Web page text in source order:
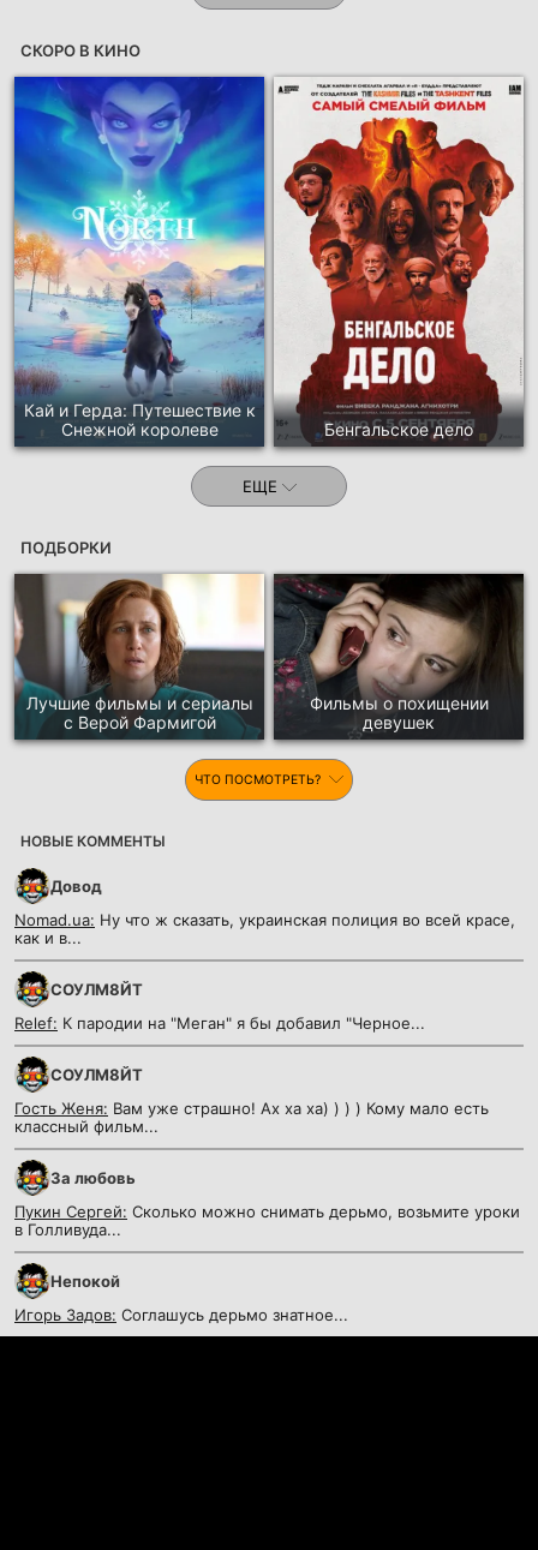
СКОРО В КИНО
Кай и Герда: Путешествие к
Снежной королеве
Бенгальское дело
ЕЩЕ
ПОДБОРКИ
Лучшие фильмы и сериалы
с Верой Фармигой
Фильмы о похищении
девушек
ЧТО ПОСМОТРЕТЬ?
НОВЫЕ КОММЕНТЫ
Довод
Nomad.ua: Ну что ж сказать, украинская полиция во всей красе,
как и в...
СОУЛМ8ЙТ
Relef: К пародии на "Меган" я бы добавил "Черное...
СОУЛМ8ЙТ
Гость Женя: Вам уже страшно! Ах ха ха) ) ) ) Кому мало есть
классный фильм...
За любовь
Пукин Сергей: Сколько можно снимать дерьмо, возьмите уроки
в Голливуда...
Непокой
Игорь Задов: Соглашусь дерьмо знатное...